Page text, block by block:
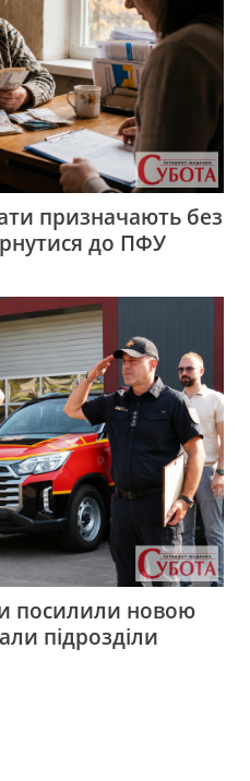
призначають без
до ПФУ
новою
підрозділи